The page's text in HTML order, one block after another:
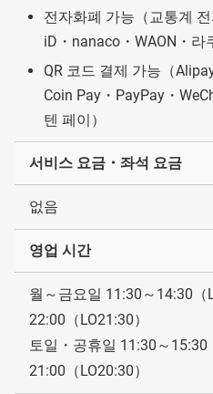
전자화폐 가능（교통계
iD・nanaco・WAON・라
QR 코드 결제 가능（
Coin Pay・PayPay・
텐 페이）
서비스 요금・좌석 요금
없음
영업 시간
월～금요일 11:30～14:30（
22:00（LO21:30）
토일・공휴일 11:30～15:30
21:00（LO20:30）